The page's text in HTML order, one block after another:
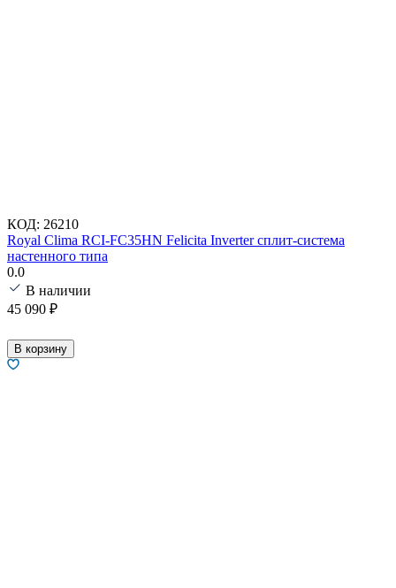
КОД: 26210
Royal Clima RCI-FC35HN Felicita Inverter сплит-система
настенного типа
0.0
В наличии
45 090 ₽
В корзину